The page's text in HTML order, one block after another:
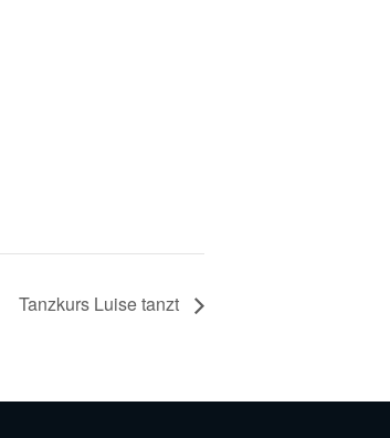
Tanzkurs Luise tanzt